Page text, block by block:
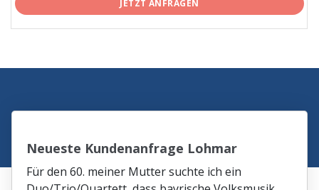
JETZT ANFRAGEN
Neueste Kundenanfrage Lohmar
Für den 60. meiner Mutter suchte ich ein